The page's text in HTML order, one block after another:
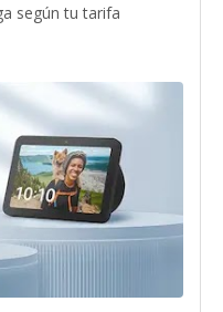
según tu tarifa